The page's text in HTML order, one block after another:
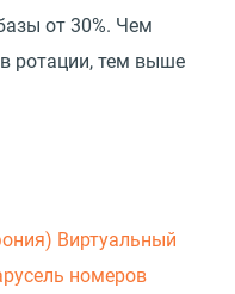
от 30%. Чем
ротации, тем выше
Виртуальный
номеров